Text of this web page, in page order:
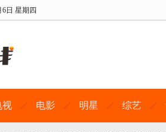
6日 星期四
视 电影 明星 综艺